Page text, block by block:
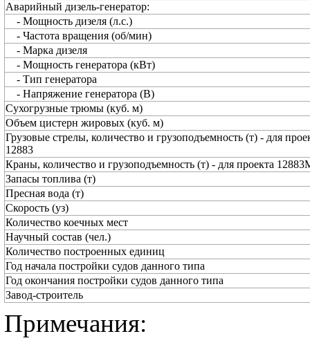
Аварийный дизель-генератор:
- Мощность дизеля (л.с.)
- Частота вращения (об/мин)
- Марка дизеля
- Мощность генератора (кВт)
- Тип генератора
- Напряжение генератора (В)
Сухогрузные трюмы (куб. м)
Объем цистерн жировых (куб. м)
Грузовые стрелы, количество и грузоподъемность (т) - для
12883
Краны, количество и грузоподъемность (т) - для проекта
Запасы топлива (т)
Пресная вода (т)
Скорость (уз)
Количество коечных мест
Научный состав (чел.)
Количество построенных единиц
Год начала постройки судов данного типа
Год окончания постройки судов данного типа
Завод-строитель
Примечания: